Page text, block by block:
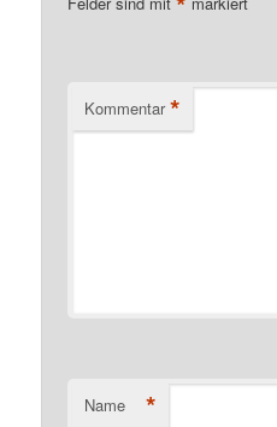
Kommentar *
Name *